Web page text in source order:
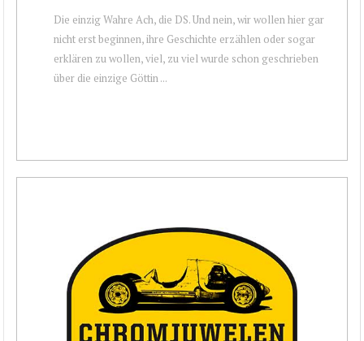
Die einzig Wahre Ach, die DS. Und nein, wir wollen hier gar
nicht erst beginnen, ihre Geschichte erzählen oder sogar
erklären zu wollen, viel, zu viel wurde schon geschrieben
über die einzige Göttin ...